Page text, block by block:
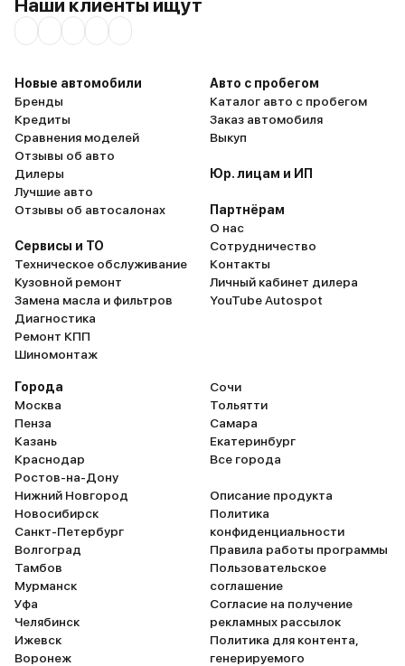
выезжать за пределы МКАДа. Ну
или как минимум всегда держите
в багажнике лопату (меня это
исключительно на ровной
поверхности и так понятно,
преодоление бордюров без
последствий практически
немыслимо, даже для опытных
водителей) Авто был продан еще
в 2019 году, а положительные
эмоции от него до сих пор живы!
p.s. на прямой шустрее чем bmw 3
серии)
Вообще же за полгода
эксплуатации никаких
недостатков не нашел.
Наши клиенты ищут
Новые автомобили
Бренды
Кредиты
Сравнения моделей
Отзывы об авто
Дилеры
Лучшие авто
Отзывы об автосалонах
Сервисы и ТО
Техническое обслуживание
Кузовной ремонт
Замена масла и фильтров
Диагностика
Ремонт КПП
Шиномонтаж
Авто с пробегом
Каталог авто с пробегом
Заказ автомобиля
Выкуп
Юр. лицам и ИП
Партнёрам
О нас
Сотрудничество
Контакты
Личный кабинет дилера
YouTube Autospot
Города
Москва
Пенза
Казань
Краснодар
Ростов-на-Дону
Нижний Новгород
Новосибирск
Санкт-Петербург
Волгоград
Тамбов
Мурманск
Уфа
Челябинск
Ижевск
Воронеж
Сочи
Тольятти
Самара
Екатеринбург
Все города
Описание продукта
Политика
конфиденциальности
Правила работы программы
Пользовательское
соглашение
Согласие на получение
рекламных рассылок
Политика для контента,
генерируемого